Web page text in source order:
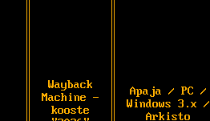
Wayback
Machine -
kooste
Apaja / PC /
Windows 3.x /
Arkisto